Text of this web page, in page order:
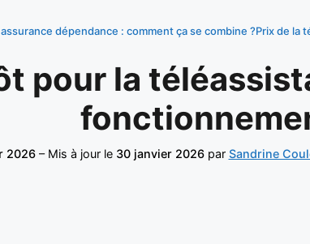
dépendance : comment ça se combine ?Prix de la
pour la
2026– Mis à jour le 30 janvier 2026par Sandrine